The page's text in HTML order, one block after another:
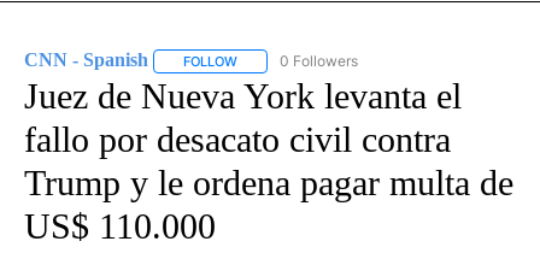
CNN - Spanish FOLLOW FOLLOW "CNN - SPANISH" TO RECEIVE
0 Followers
Juez de Nueva York levanta el
fallo por desacato civil contra
Trump y le ordena pagar multa de
US$ 110.000